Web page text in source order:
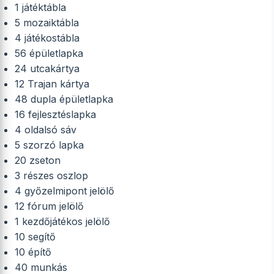
1 játéktábla
5 mozaiktábla
4 játékostábla
56 épületlapka
24 utcakártya
12 Trajan kártya
48 dupla épületlapka
16 fejlesztéslapka
4 oldalsó sáv
5 szorzó lapka
20 zseton
3 részes oszlop
4 győzelmipont jelölő
12 fórum jelölő
1 kezdőjátékos jelölő
10 segítő
10 építő
40 munkás